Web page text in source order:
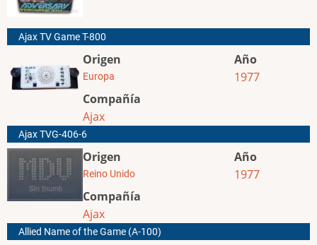
Ajax TV Game T-800
Origen
Europa
Compañía
Ajax
Año
1977
Ajax TVG-406-6
Origen
Reino Unido
Compañía
Ajax
Año
1977
Allied Name of the Game (A-100)